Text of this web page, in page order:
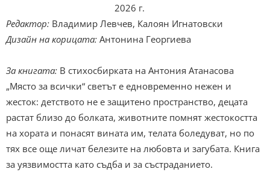
2026 г.
Редактор: Владимир Левчев, Калоян Игнатовски
Дизайн на корицата: Антонина Георгиева
За книгата: В стихосбирката на Антония Атанасова
„Място за всички“ светът е едновременно нежен и
жесток: детството не е защитено пространство, децата
растат близо до болката, животните помнят жестокостта
на хората и понасят вината им, телата боледуват, но по
тях все още личат белезите на любовта и загубата. Книга
за уязвимостта като съдба и за състраданието.